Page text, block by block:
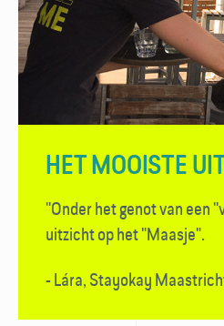
HET MOOISTE
''Onder het genot van een
uitzicht op het "Maasje".
- Lára, Stayokay